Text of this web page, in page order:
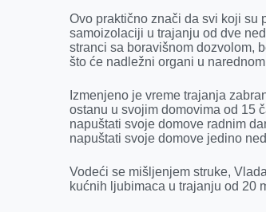
Ovo praktično znači da svi koji su
samoizolaciji u trajanju od dve
stranci sa boravišnom dozvolom,
što će nadležni organi u
Izmenjeno je vreme trajanja
ostanu u svojim domovima od 15
napuštati svoje domove radnim
napuštati svoje domove jedino
Vodeći se mišljenjem struke,
kućnih ljubimaca u trajanju od 20